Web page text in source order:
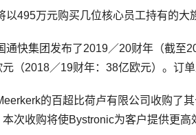
万元购买几位核心员工持有的大
集团发布了2019／20财年（截至
（2018／19财年：38亿欧元）。订
的百超比荷卢有限公司收购了
次收购将使Bystronic为客户提供更